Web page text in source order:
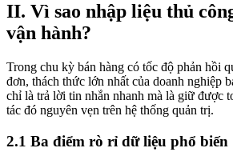
II. Vì sao nhập liệu thủ
vận hành?
Trong chu kỳ bán hàng có tốc độ phản hồi
đơn, thách thức lớn nhất của doanh nghiệp
chỉ là trả lời tin nhắn nhanh mà là giữ được
tác đó nguyên vẹn trên hệ thống quản trị.
2.1 Ba điểm rò rỉ dữ liệu phổ biến